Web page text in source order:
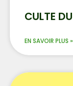
CULTE
EN SAVOIR PLUS »